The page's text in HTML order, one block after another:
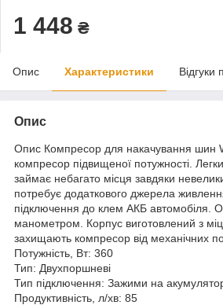
1 448 ₴
Опис Характеристики Відгуки
Опис
Опис Компресор для накачування шин
компресор підвищеної потужності.
займає небагато місця завдяки
потребує додаткового джерела
підключення до клем АКБ автомобіля.
манометром. Корпус виготовлений з
захищають компресор від механічних
Потужність, Вт: 360
Тип: Двухпоршневі
Тип підключення: Зажими на
Продуктивність, л/хв: 85